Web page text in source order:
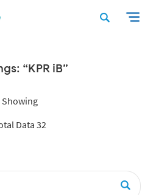
“KPR iB”
Showing
Data 32